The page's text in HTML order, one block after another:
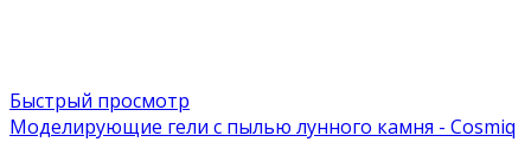
Быстрый просмотр
Моделирующие гели с пылью лунного камня - Cosmiq